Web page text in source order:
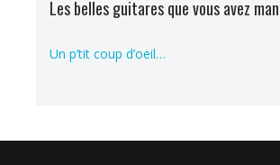
Les belles guitares que vous avez
Un p’tit coup d’oeil…